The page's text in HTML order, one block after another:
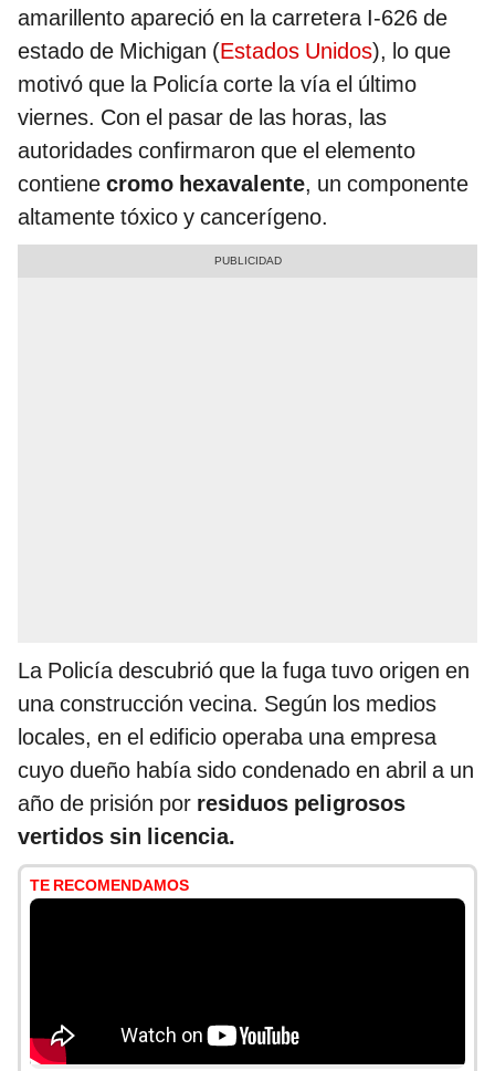
amarillento apareció en la carretera I-626 de
estado de Michigan (Estados Unidos), lo que
motivó que la Policía corte la vía el último
viernes. Con el pasar de las horas, las
autoridades confirmaron que el elemento
contiene cromo hexavalente, un componente
altamente tóxico y cancerígeno.
La Policía descubrió que la fuga tuvo origen en
una construcción vecina. Según los medios
locales, en el edificio operaba una empresa
cuyo dueño había sido condenado en abril a un
año de prisión por residuos peligrosos
vertidos sin licencia.
TE RECOMENDAMOS